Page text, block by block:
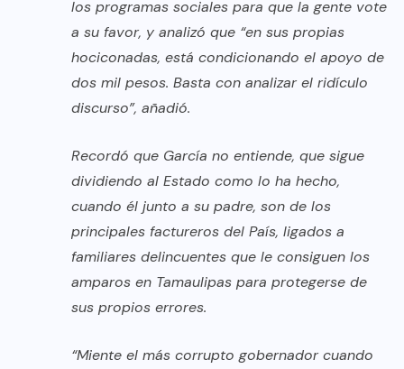
los programas sociales para que la gente vote
a su favor, y analizó que “en sus propias
hociconadas, está condicionando el apoyo de
dos mil pesos. Basta con analizar el ridículo
discurso”, añadió.
Recordó que García no entiende, que sigue
dividiendo al Estado como lo ha hecho,
cuando él junto a su padre, son de los
principales factureros del País, ligados a
familiares delincuentes que le consiguen los
amparos en Tamaulipas para protegerse de
sus propios errores.
“Miente el más corrupto gobernador cuando